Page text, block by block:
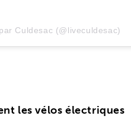
Culdesac (@liveculdesac)
les vélos électriques